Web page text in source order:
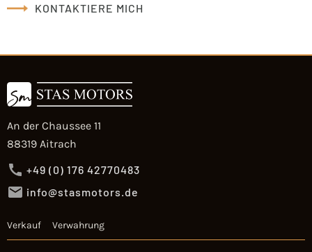
KONTAKTIERE MICH
An der Chaussee 11
88319 Aitrach
+49 (0) 176 42770483
info@stasmotors.de
Verkauf Verwahrung